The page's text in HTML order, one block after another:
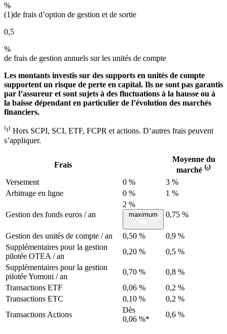
%
(1)de frais d’option de gestion et de sortie
0,5
%
de frais de gestion annuels sur les unités de compte
Les montants investis sur des supports en unités de compte
supportent un risque de perte en capital. Ils ne sont pas garantis
par l’assureur et sont sujets à des fluctuations à la hausse ou à
la baisse dépendant en particulier de l’évolution des marchés
financiers.
⁽¹⁾ Hors SCPI, SCI, ETF, FCPR et actions. D’autres frais peuvent
s’appliquer.
Frais
Moyenne du
marché ⁽⁵⁾
Versement
0 %
3 %
Arbitrage en ligne
0 % 1 %
Gestion des fonds euros / an
2 %
maximum 0,75 %
Gestion des unités de compte / an 0,50 %
0,9 %
Supplémentaires pour la gestion
pilotée OTEA / an
0,20 %
0,5 %
Supplémentaires pour la gestion
pilotée Yomoni / an
0,70 %
0,8 %
Transactions ETF
0,06 %
0,2 %
Transactions ETC
0,10 %
0,2 %
Transactions Actions
Dès
0,06 %*
0,6 %